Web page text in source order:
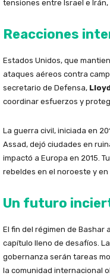
tensiones entre Israel e
Reacciones
Estados Unidos, que
ataques aéreos contra
secretario de Defensa,
coordinar esfuerzos y
La guerra civil, iniciada en
Assad, dejó ciudades en
impactó a Europa en 2015.
rebeldes en el noroeste y
Un futuro
El fin del régimen de Bashar
capítulo lleno de desafíos.
gobernanza serán tareas
la comunidad internacional